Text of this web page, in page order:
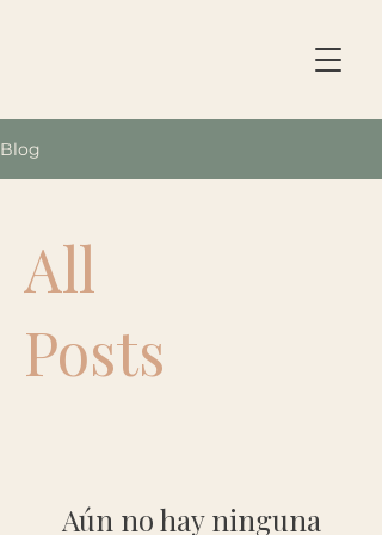
Blog
All
Posts
Aún no hay ninguna